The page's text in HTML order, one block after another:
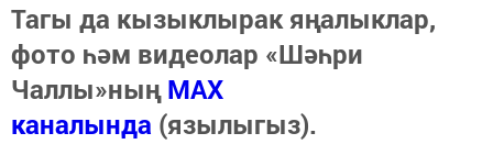
Тагы да кызыклырак яңалыклар,
фото һәм видеолар «Шәһри
Чаллы»ныңMAX
каналында (язылыгыз).